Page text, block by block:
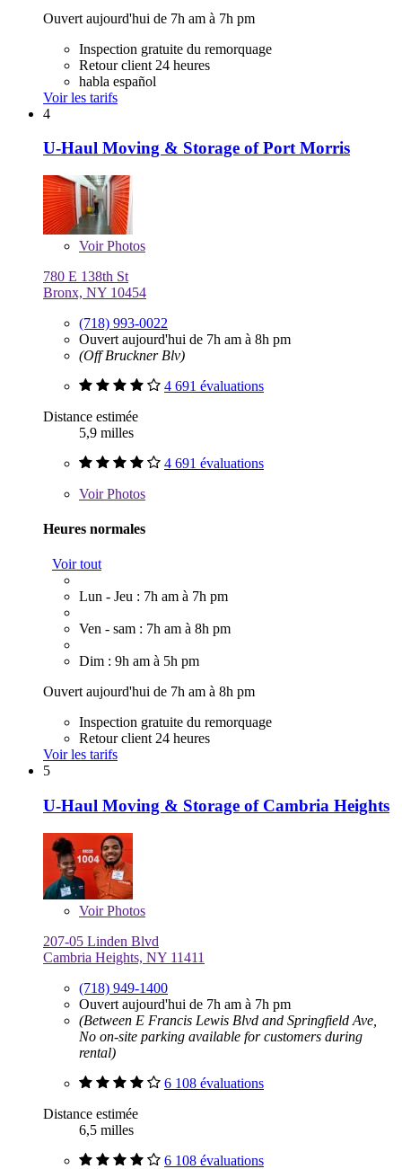
Ouvert aujourd'hui de 7h am à 7h pm
Inspection gratuite du remorquage
Retour client 24 heures
habla español
Voir les tarifs
4
U-Haul Moving & Storage of Port Morris
VoirPhotos
780 E 138th St
Bronx, NY 10454
(718) 993-0022
Ouvert aujourd'hui de 7h am à 8h pm
(Off Bruckner Blv)
4 691 évaluations
Distance estimée
5,9 milles
4 691 évaluations
VoirPhotos
Heures normales
Voir tout
Lun - Jeu : 7h am à 7h pm
Ven - sam : 7h am à 8h pm
Dim : 9h am à 5h pm
Ouvert aujourd'hui de 7h am à 8h pm
Inspection gratuite du remorquage
Retour client 24 heures
Voir les tarifs
5
U-Haul Moving & Storage of Cambria Heights
VoirPhotos
207-05 Linden Blvd
Cambria Heights, NY 11411
(718) 949-1400
Ouvert aujourd'hui de 7h am à 7h pm
(Between E Francis Lewis Blvd and Springfield Ave,
No on-site parking available for customers during
rental)
6 108 évaluations
Distance estimée
6,5 milles
6 108 évaluations